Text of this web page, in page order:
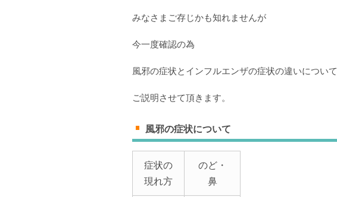
みなさまご存じかも知れませんが
今一度確認の為
風邪の症状とインフルエンザの症状の違いについて
ご説明させて頂きます。
風邪の症状について
症状の
現れ方
のど・
鼻